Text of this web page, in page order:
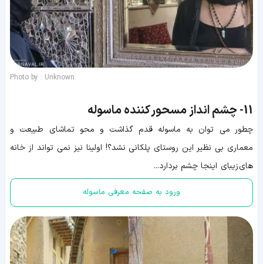
Photo by : Unknown
11- چشم انداز مسحور کننده ماسوله
چطور می توان به ماسوله قدم گذاشت و محو تماشای طبیعت و
معماری بی نظیر این روستای پلکانی نشد؟! اولینا نیز نمی تواند از خانه
های زیبای اینجا چشم بردارد...
ورود به صفحه معرفی ماسوله